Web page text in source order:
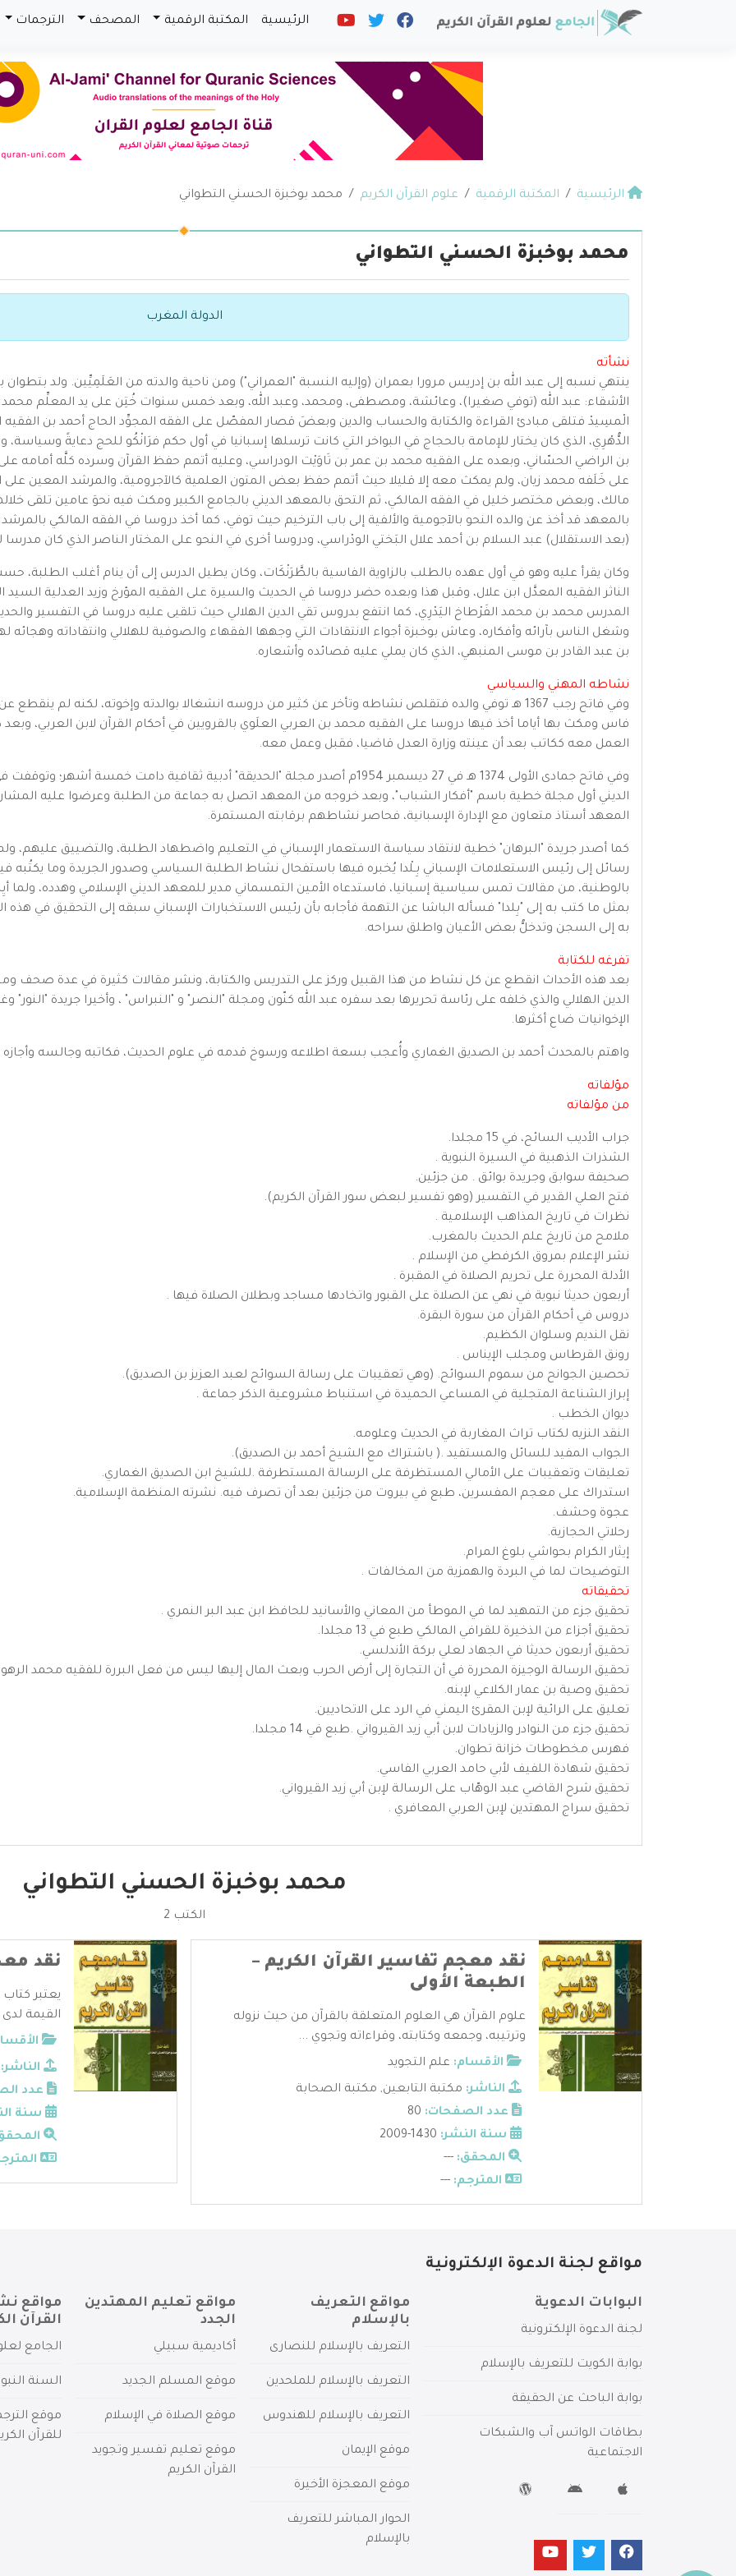
الرئيسية المكتبة الرقمية المصحف الترجمات
الرئيسية المكتبة الرقمية علوم القرآن الكريم محمد بوخبزة الحسني التطواني
محمد بوخبزة الحسني التطواني
الدولة المغرب
نشأته
ينتهي نسبه إلى عبد الله بن إدريس مرورا بعمران (وإليه النسبة "العمراني") ومن ناحية والدته من العَلَمِيِّين. ولد
الأشقاء: عبد الله (توفي صغيرا)، وعائشة، ومصطفى، ومحمد، وعبد الله، وبعد خمس سنوات خُتِن على يد المعلِّم محمد
الْمسِيدْ فتلقى مبادئ القراءة والكتابة والحساب والدين وبعضَ قصار المفصّل على الفقه المجوِّد الحاج أحمد بن الفقيه
الدُّهْرِي، الذي كان يختار للإمامة بالحجاج في البواخر التي كانت ترسلها إسبانيا في أول حكم فرَانْكُو للحج دعايةً
بن الراضي الحسّاني، وبعده على الفقيه محمد بن عمر بن تَاوَيْت الودراسي، وعليه أتمم حفظ القرآن وسرده كلَّه أمامه على
على خَلَفه محمد زيان، ولم يمكث معه إلا قليلا حيث أتمم حفظ بعض المتون العلمية كالآجرومية، والمرشد المعين على
مالك، وبعض مختصر خليل في الفقه المالكي، ثم التحق بالمعهد الديني بالجامع الكبير ومكث فيه نحوَ عامين تلقى
بالمعهد قد أخذ عن والده النحو بالآجومية والألفية إلى باب الترخيم حيث توفي، كما أخذ دروسا في الفقه المالكي
(بعد الاستقلال) عبد السلام بن أحمد علال البَختي الودْراسي، ودروسا أخرى في النحو على المختار الناصر الذي كان مدرسا
وكان يقرأ عليه وهو في أول عهده بالطلب بالزاوية الفاسية بالطَّرَنْكَات، وكان يطيل الدرس إلى أن ينام أغلب الطلبة،
الناثر الفقيه المعدَّل ابن علال، وقبل هذا وبعده حضر دروسا في الحديث والسيرة على الفقيه المؤرخ وزيد العدلية السيد
المدرس محمد بن محمد الفَرْطاخ اليَدْرِي، كما انتفع بدروس تقي الدين الهلالي حيث تلقيى عليه دروسا في التفسير
وشغل الناس بآرائه وأفكاره، وعاش بوخبزة أجواء الانتقادات التي وجهها الفقهاء والصوفية للهلالي وانتقاداته وهجائه
بن عبد القادر بن موسى المنبهي، الذي كان يملي عليه قصائده وأشعاره.
نشاطه المهني والسياسي
فاس ومكث بها أياما أخذ فيها دروسا على الفقيه محمد بن العربي العلَوي بالقرويين في أحكام القرآن لابن العربي،
العمل معه ككاتب بعد أن عينته وزارة العدل قاضيا، فقبل وعمل معه.
وفي فاتح جمادى الأولى 1374 هـ في 27 ديسمبر 1954م أصدر مجلة "الحديقة" أدبية ثقافية
الديني أول مجلة خطية باسم "أفكار الشباب"، وبعد خروجه من المعهد اتصل به جماعة من الطلبة وعرضوا عليه
المعهد أستاذ متعاون مع الإدارة الإسبانية، فحاصر نشاطهم برقابته المستمرة.
كما أصدر جريدة "البرهان" خطية لانتقاد سياسة الاستعمار الإسباني في التعليم واضطهاد الطلبة، والتضييق عليهم،
رسائل إلى رئيس الاستعلامات الإسباني بِـلْدا يُخبره فيها باستفحال نشاط الطلبة السياسي وصدور الجريدة وما
بالوطنية، من مقالات تمس سياسية إسبانيا، فاستدعاه الأمين التمسماني مدير للمعهد الديني الإسلامي وهدده، ولما
بمثل ما كتب به إلى "بِلدا" فسأله الباشا عن التهمة فأجابه بأن رئيس الاستخبارات الإسباني سبقه إلى التحقيق في
به إلى السجن وتدخلُّ بعض الأعيان واطلق سراحه.
تفرغه للكتابة
بعد هذه الأحداث انقطع عن كل نشاط من هذا القبيل وركز على التدريس والكتابة، ونشر مقالات كثيرة في عدة صحف
الدين الهلالي والذي خلفه على رئاسة تحريرها بعد سفره عبد الله كنّون ومجلة "النصر" و "النبراس" ، وأخيرا جريدة
الإخوانيات ضاع أكثرها.
واهتم بالمحدث أحمد بن الصديق الغماري وأُعجب بسعة اطلاعه ورسوخ قدمه في علوم الحديث، فكاتبه وجالسه وأجازه
مؤلفاته
من مؤلفاته
جراب الأديب السائح، في 15 مجلدا.
الشذرات الذهبية في السيرة النبوية .
صحيفة سوابق وجريدة بوائق . من جزئين.
فتح العلي القدير في التفسير (وهو تفسير لبعض سور القرآن الكريم).
نظرات في تاريخ المذاهب الإسلامية .
ملامح من تاريخ علم الحديث بالمغرب.
نشر الإعلام بمروق الكرفطي من الإسلام .
الأدلة المحررة على تحريم الصلاة في المقبرة .
أربعون حديثا نبوية في نهي عن الصلاة على القبور واتخادها مساجد وبطلان الصلاة فيها .
دروس في أحكام القرآن من سورة البقرة.
نقل النديم وسلوان الكظيم.
رونق القرطاس ومجلب الإيناس .
تحصين الجوانح من سموم السوائح. (وهي تعقيبات على رسالة السوائح لعبد العزيز بن الصديق).
إبراز الشناعة المتجلية في المساعي الحميدة في استنباط مشروعية الذكر جماعة .
ديوان الخطب .
النقد النزيه لكتاب تراث المغاربة في الحديث وعلومه.
الجواب المفيد للسائل والمستفيد .( باشتراك مع الشيخ أحمد بن الصديق).
تعليقات وتعقيبات على الأمالي المستظرفة على الرسالة المستطرفة .للشيخ ابن الصديق الغماري.
استدراك على معجم المفسرين، طبع في بيروت من جزئين بعد أن تصرف فيه. نشرته المنظمة الإسلامية.
عجوة وحشف.
رحلاتي الحجازية.
إيثار الكرام بحواشي بلوغ المرام.
التوضيحات لما في البردة والهمزية من المخالفات .
تحقيقاته
تحقيق جزء من التمهيد لما في الموطأ من المعاني والأسانيد للحافظ ابن عبد البر النمري .
تحقيق أجزاء من الذخيرة للقرافي المالكي طبع في 13 مجلدا.
تحقيق أربعون حديثا في الجهاد لعلي بركة الأندلسي.
تحقيق الرسالة الوجيزة المحررة في أن التجارة إلى أرض الحرب وبعث المال إليها ليس من فعل البررة للفقيه محمد
تحقيق وصية بن عمار الكلاعي لإبنه.
تعليق على الرائية لإبن المقرئ اليمني في الرد على الاتحاديين.
تحقيق جزء من النوادر والزيادات لابن أبي زيد القيرواني .طبع في 14 مجلدا.
فهرس مخطوطات خزانة تطوان.
تحقيق شهادة اللفيف لأبي حامد العربي الفاسي.
تحقيق شرح القاضي عبد الوهّاب على الرسالة لإبن أبي زيد القيرواني.
تحقيق سراج المهتدين لإبن العربي المعافري .
محمد بوخبزة الحسني التطواني
الكتب 2
نقد معجم تفاسير القرآن الكريم –
الطبعة الأولى
علوم القرآن هي العلوم المتعلقة بالقرآن من حيث نزوله
وترتيبه، وجمعه وكتابته، وقراءاته وتجوي ...
الأقسام: علم التجويد
الناشر: مكتبة التابعين, مكتبة الصحابة
عدد الصفحات:
سنة النشر:
المحقق: ---
المترجم: ---
نقد
يعتبر
القيمة
الناشر:
عدد
سنة
مواقع لجنة الدعوة الإلكترونية
البوابات الدعوية
لجنة الدعوة الإلكترونية
بوابة الكويت للتعريف بالإسلام
بوابة الباحث عن الحقيقة
بطاقات الواتس آب والشبكات
الاجتماعية
مواقع التعريف
بالإسلام
التعريف بالإسلام للنصارى
التعريف بالإسلام للملحدين
التعريف بالإسلام للهندوس
موقع الإيمان
موقع المعجزة الأخيرة
الحوار المباشر للتعريف
بالإسلام
مواقع تعليم المهتدين
الجدد
أكاديمية سبيلي
موقع المسلم الجديد
موقع الصلاة في الإسلام
موقع تعليم تفسير وتجويد
القرآن الكريم
مواقع
القرآن
الجامع
السنة
موقع
للقرآن